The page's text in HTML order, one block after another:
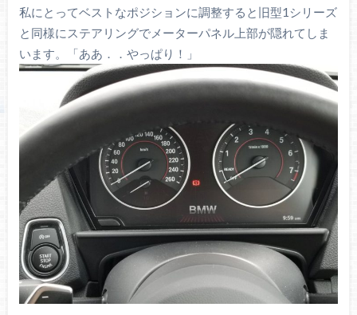
私にとってベストなポジションに調整すると旧型1シリーズ
と同様にステアリングでメーターパネル上部が隠れてしま
います。「ああ．．やっぱり！」